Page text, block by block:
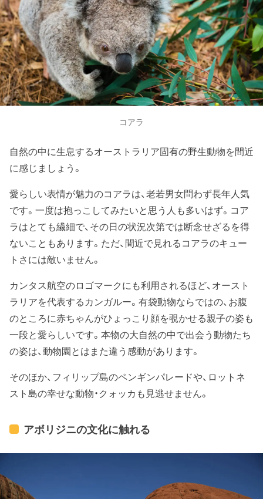
コアラ
自然の中に生息するオーストラリア固有の野生動物を間近
に感じましょう。
愛らしい表情が魅力のコアラは、老若男女問わず長年人気
です。一度は抱っこしてみたいと思う人も多いはず。コア
ラはとても繊細で、その日の状況次第では断念せざるを得
ないこともあります。ただ、間近で見れるコアラのキュー
トさには敵いません。
カンタス航空のロゴマークにも利用されるほど、オースト
ラリアを代表するカンガルー。有袋動物ならではの、お腹
のところに赤ちゃんがひょっこり顔を覗かせる親子の姿も
一段と愛らしいです。本物の大自然の中で出会う動物たち
の姿は、動物園とはまた違う感動があります。
そのほか、フィリップ島のペンギンパレードや、ロットネ
スト島の幸せな動物・クォッカも見逃せません。
アボリジニの文化に触れる